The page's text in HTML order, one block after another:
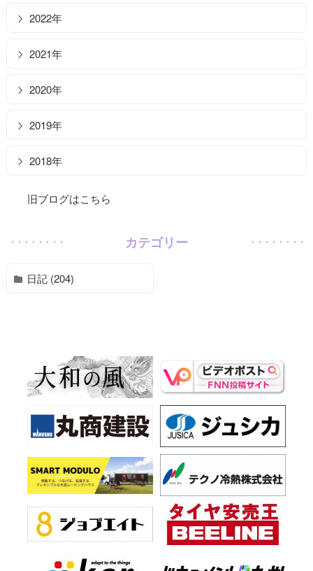
2022年
2021年
2020年
2019年
2018年
旧ブログはこちら
カテゴリー
日記 (204)